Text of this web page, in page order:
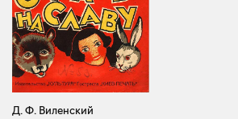
Д. Ф. Виленский